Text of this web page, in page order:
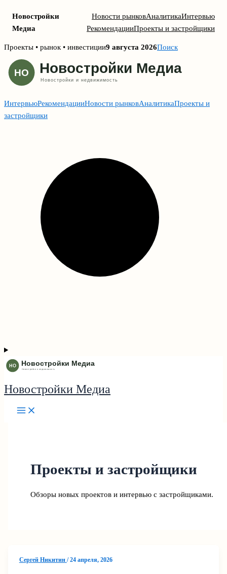
Новостройки
Медиа
Новости рынковАналитикаИнтервью
РекомендацииПроекты и застройщики
Skip
content
Проекты • рынок • инвестиции9 августа 2026Поиск
ИнтервьюРекомендацииНовости рынковАналитикаПроекты и
застройщики
Новостройки Медиа
Проекты и застройщики
Обзоры новых проектов и интервью с застройщиками.
Сергей Никитин /24 апреля, 2026